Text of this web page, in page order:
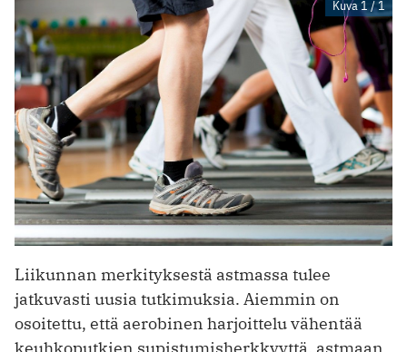
Kuva 1 / 1
Liikunnan merkityksestä astmassa tulee
jatkuvasti uusia tutkimuksia. Aiemmin on
osoitettu, että aerobinen harjoittelu vähentää